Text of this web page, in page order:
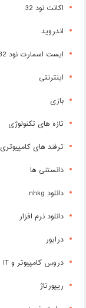
اکانت نود 32
اندروید
ایست اسمارت نود 32
اینترنتی
بازی
تازه های تکنولوژی
ترفند های کامپیوتری
دانستنی ها
دانلود nhkg
دانلود نرم افزار
درایور
دروس کامپیوتر و IT
ریپورتاژ